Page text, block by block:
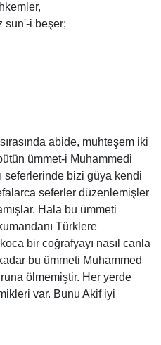
sun'-i beşer;
abide, muhteşem iki
ümmet-i Muhammedi
seferlerinde bizi güya kendi
seferler düzenlemişler
Hala bu ümmeti
Türklere
bir coğrafyayı nasıl canla
bu ümmeti Muhammed
ölmemiştir. Her yerde
var. Bunu Akif iyi